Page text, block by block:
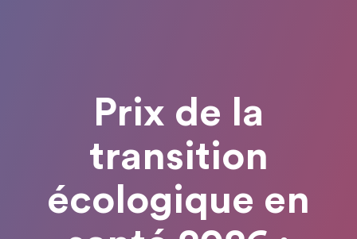
Prix de la
transition
écologique en